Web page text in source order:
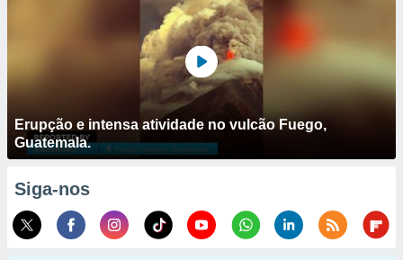
Erupção e intensa atividade no vulcão Fuego,
Guatemala.
Siga-nos